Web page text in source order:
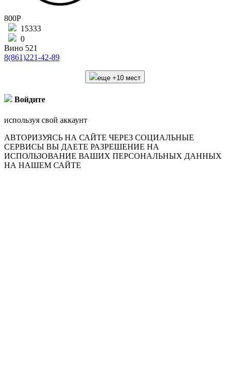
800Р
15333
0
Вино 521
8(861)221-42-89
еще +10 мест
Войдите
используя свой аккаунт
АВТОРИЗУЯСЬ НА САЙТЕ ЧЕРЕЗ СОЦИАЛЬНЫЕ
СЕРВИСЫ ВЫ ДАЕТЕ РАЗРЕШЕНИЕ НА
ИСПОЛЬЗОВАНИЕ ВАШИХ ПЕРСОНАЛЬНЫХ ДАННЫХ
НА НАШЕМ САЙТЕ